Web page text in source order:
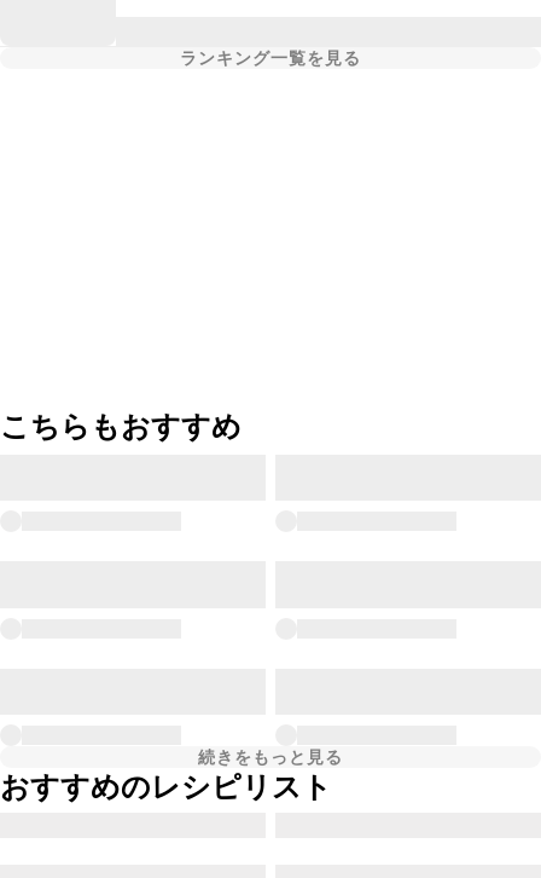
ランキング一覧を見る
こちらもおすすめ
続きをもっと見る
おすすめのレシピリスト